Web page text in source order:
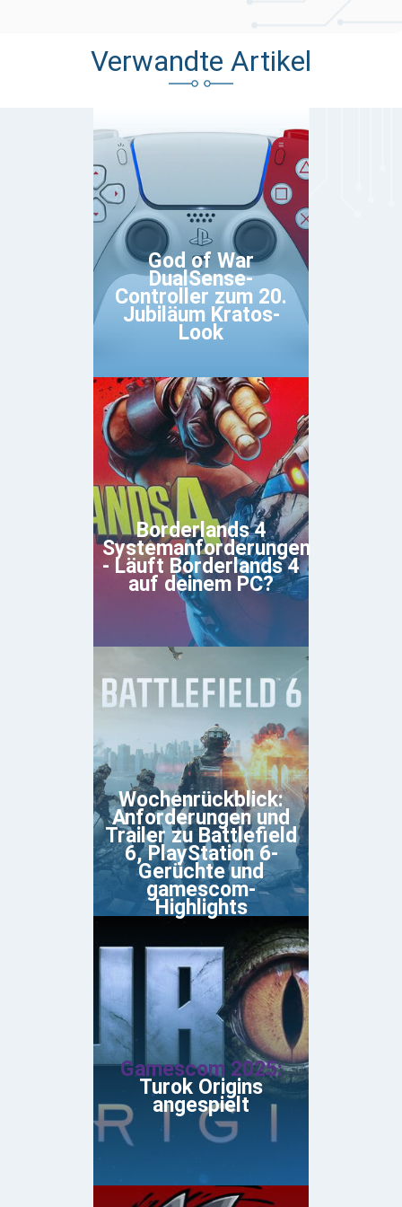
Verwandte Artikel
God of War
DualSense-
Controller zum 20.
Jubiläum Kratos-
Look
Borderlands 4
Systemanforderungen
- Läuft Borderlands 4
auf deinem PC?
Wochenrückblick:
Anforderungen und
Trailer zu Battlefield
6, PlayStation 6-
Gerüchte und
gamescom-
Highlights
Gamescom 2025:
Turok Origins
angespielt